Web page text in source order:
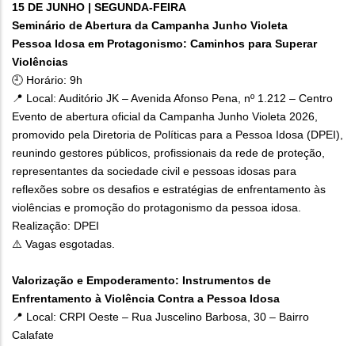
15 DE JUNHO | SEGUNDA-FEIRA
Seminário de Abertura da Campanha Junho Violeta
Pessoa Idosa em Protagonismo: Caminhos para Superar
Violências
🕘 Horário: 9h
📍 Local: Auditório JK – Avenida Afonso Pena, nº 1.212 – Centro
Evento de abertura oficial da Campanha Junho Violeta 2026,
promovido pela Diretoria de Políticas para a Pessoa Idosa (DPEI),
reunindo gestores públicos, profissionais da rede de proteção,
representantes da sociedade civil e pessoas idosas para
reflexões sobre os desafios e estratégias de enfrentamento às
violências e promoção do protagonismo da pessoa idosa.
Realização: DPEI
⚠️ Vagas esgotadas.
Valorização e Empoderamento: Instrumentos de
Enfrentamento à Violência Contra a Pessoa Idosa
📍 Local: CRPI Oeste – Rua Juscelino Barbosa, 30 – Bairro
Calafate